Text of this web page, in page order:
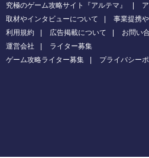
究極のゲーム攻略サイト『アルテマ』
取材やインタビューについて
事業提携
利用規約
広告掲載について お問い
運営会社
ライター募集
ゲーム攻略ライター募集
プライバシー